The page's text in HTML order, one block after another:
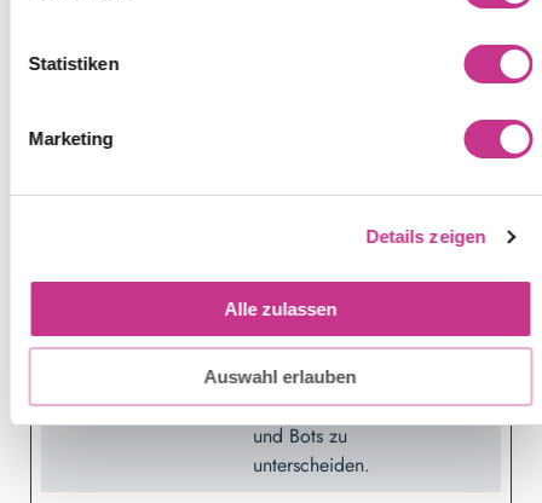
Statistiken
Marketing
Details zeigen
Alle zulassen
Auswahl erlauben
zwischen Menschen
unterscheiden.
rc::c Google
Dieser Cookie wird
verwendet, um
zwischen Menschen
und Bots zu
unterscheiden.
Sitzung